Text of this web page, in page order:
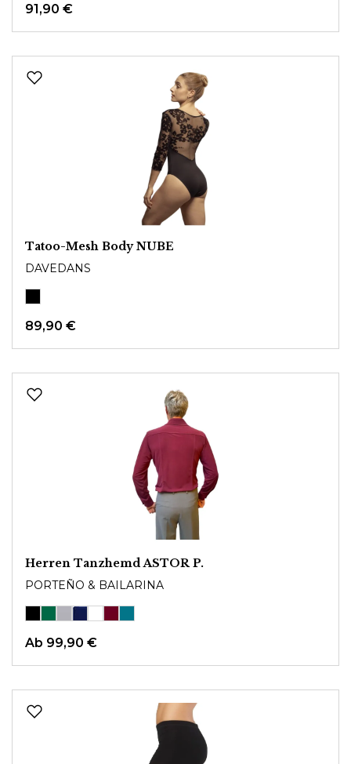
91,90 €
Tatoo-Mesh Body NUBE
DAVEDANS
89,90 €
Herren Tanzhemd ASTOR P.
PORTEÑO & BAILARINA
Ab 99,90 €